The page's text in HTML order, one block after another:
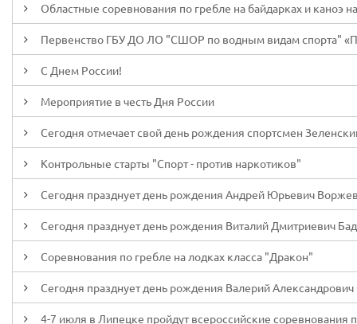
Областные соревнования по гребле на байдарках и каноэ
Первенство ГБУ ДО ЛО "СШОР по водным видам спорта"
С Днем России!
Мероприятие в честь Дня России
Сегодня отмечает свой день рождения спортсмен
Контрольные старты "Спорт - против наркотиков"
Сегодня празднует день рождения Андрей Юрьевич
Сегодня празднует день рождения Виталий Дмитриевич
Соревнования по гребле на лодках класса "Дракон"
Сегодня празднует день рождения Валерий Александрович
4-7 июля в Липецке пройдут всероссийские соревнования